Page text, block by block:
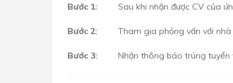
Bước 1: Sau khi nhận được CV của
Bước 2: Tham gia phỏng vấn với
Bước 3: Nhận thông báo trúng tuyển